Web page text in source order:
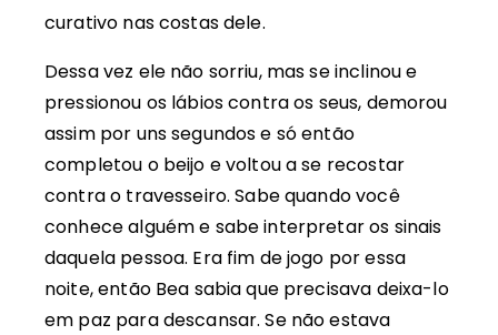
curativo nas costas dele.
Dessa vez ele não sorriu, mas se inclinou e
pressionou os lábios contra os seus, demorou
assim por uns segundos e só então
completou o beijo e voltou a se recostar
contra o travesseiro. Sabe quando você
conhece alguém e sabe interpretar os sinais
daquela pessoa. Era fim de jogo por essa
noite, então Bea sabia que precisava deixa-lo
em paz para descansar. Se não estava